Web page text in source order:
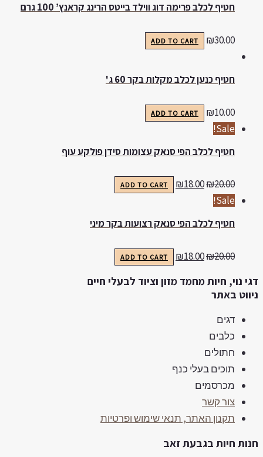
חטיף לכלב פרימה דוג ווילד בייטס הרינג קראנץ’ 100 גרם
₪30.00
ADD TO CART
חטיף כנען לכלב מקלות בקר 60 ג'
₪10.00
ADD TO CART
Sale!
חטיף לכלב הפי סנאק עצומות סידן פולקע עוף
₪20.00
₪18.00
ADD TO CART
Sale!
חטיף לכלב הפי סנאק רצועות בקר מיני
₪20.00
₪18.00
ADD TO CART
נוי, חיות מחמד מזון וציוד לבעלי חיים
באתר
דגים
כלבים
חתולים
תוכים בעלי כנף
מכרסמים
צור קשר
תקנון האתר, תנאי שימוש ופרטיות
חיות בגבעת זאב